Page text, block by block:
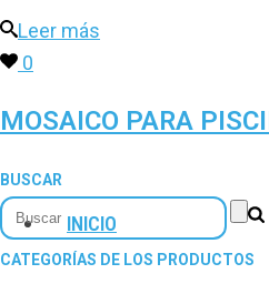
INICIO
Leer más
0
MOSAICO PARA
BUSCAR
CATEGORÍAS DE LOS PRODUCTOS